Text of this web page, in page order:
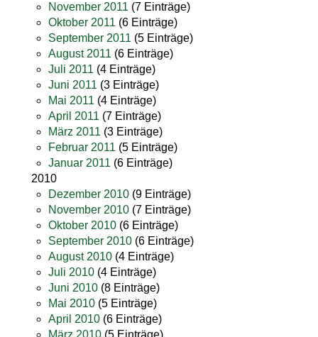
November 2011 (7 Einträge)
Oktober 2011 (6 Einträge)
September 2011 (5 Einträge)
August 2011 (6 Einträge)
Juli 2011 (4 Einträge)
Juni 2011 (3 Einträge)
Mai 2011 (4 Einträge)
April 2011 (7 Einträge)
März 2011 (3 Einträge)
Februar 2011 (5 Einträge)
Januar 2011 (6 Einträge)
2010
Dezember 2010 (9 Einträge)
November 2010 (7 Einträge)
Oktober 2010 (6 Einträge)
September 2010 (6 Einträge)
August 2010 (4 Einträge)
Juli 2010 (4 Einträge)
Juni 2010 (8 Einträge)
Mai 2010 (5 Einträge)
April 2010 (6 Einträge)
März 2010 (5 Einträge)